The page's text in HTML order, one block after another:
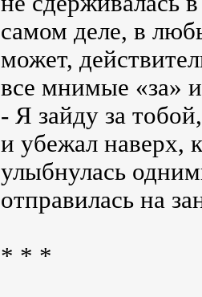
самом деле, в
может,
все мнимые «за»
- Я зайду за
и убежал наверх,
улыбнулась
отправилась на
* * *